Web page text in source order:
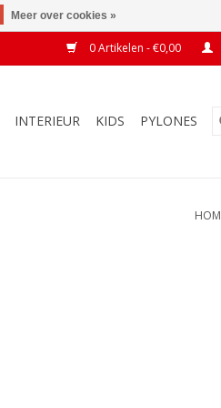
0 Artikelen - €0,00
INTERIEUR KIDS PYLONES
Meer over cookies »